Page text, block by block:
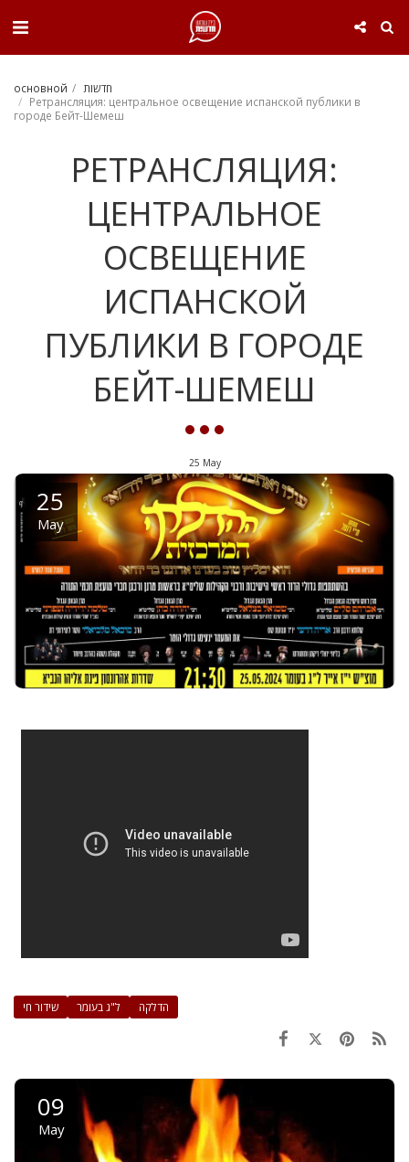
основной
חדשות
Ретрансляция: центральное освещение испанской публики в
городе Бейт-Шемеш
РЕТРАНСЛЯЦИЯ:
ЦЕНТРАЛЬНОЕ
ОСВЕЩЕНИЕ
ИСПАНСКОЙ
ПУБЛИКИ В ГОРОДЕ
БЕЙТ-ШЕМЕШ
25 May
25
May
שידור חי ל"ג בעומר הדלקה
09
May